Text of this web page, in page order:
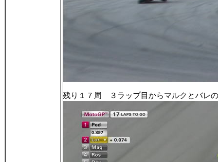
残り１７周 ３ラップ目からマルクとバレ